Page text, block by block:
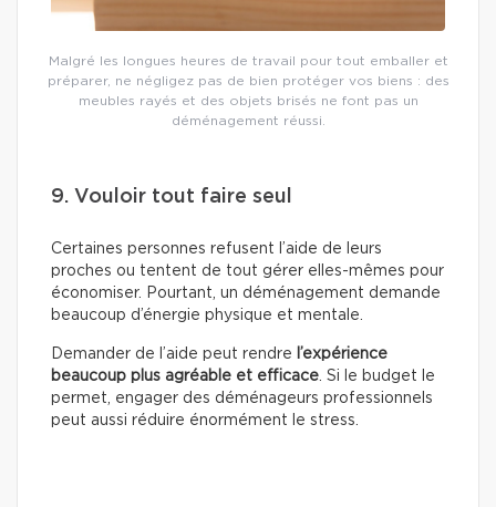
Malgré les longues heures de travail pour tout emballer et
préparer, ne négligez pas de bien protéger vos biens : des
meubles rayés et des objets brisés ne font pas un
déménagement réussi.
9. Vouloir tout faire seul
Certaines personnes refusent l’aide de leurs
proches ou tentent de tout gérer elles-mêmes pour
économiser. Pourtant, un déménagement demande
beaucoup d’énergie physique et mentale.
Demander de l’aide peut rendre l’expérience
beaucoup plus agréable et efficace. Si le budget le
permet, engager des déménageurs professionnels
peut aussi réduire énormément le stress.